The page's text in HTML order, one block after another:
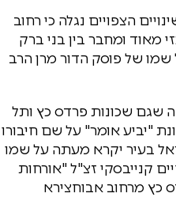
הצפויים נגלה כי רחוב
מאוד ומחבר בין בני ברק
של פוסק הדור מרן הרב
שגם שכונות פרדס כץ ותל
"יביע אומר" על שם חיבורו
בעיר יקרא מעתה על שמו
קנייבסקי זצ"ל "אורחות
כץ מרחוב אבוחצירא